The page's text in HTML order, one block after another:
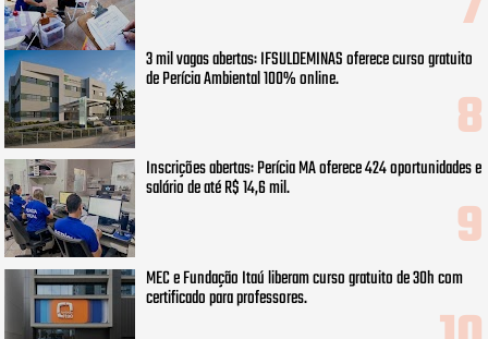
3 mil vagas abertas: IFSULDEMINAS oferece curso gratuito
de Perícia Ambiental 100% online.
Inscrições abertas: Perícia MA oferece 424 oportunidades e
salário de até R$ 14,6 mil.
MEC e Fundação Itaú liberam curso gratuito de 30h com
certificado para professores.